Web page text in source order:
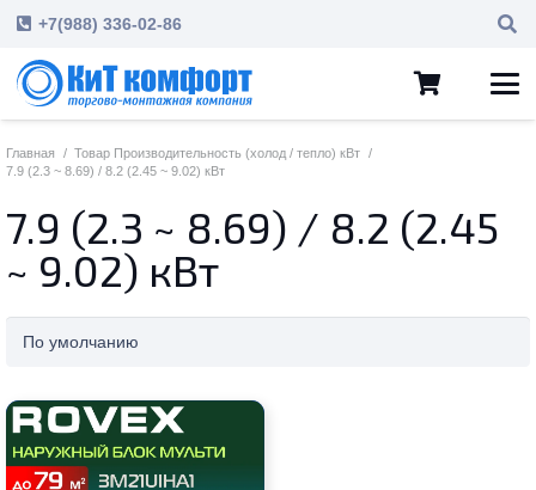
+7(988) 336-02-86
Главная / Товар Производительность (холод / тепло) кВт /
7.9 (2.3 ~ 8.69) / 8.2 (2.45 ~ 9.02) кВт
7.9 (2.3 ~ 8.69) / 8.2 (2.45
~ 9.02) кВт